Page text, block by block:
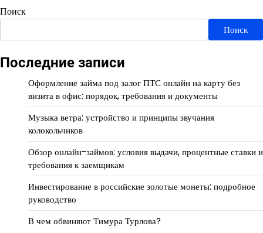
Поиск
Поиск
Последние записи
Оформление займа под залог ПТС онлайн на карту без
визита в офис: порядок, требования и документы
Музыка ветра: устройство и принципы звучания
колокольчиков
Обзор онлайн-займов: условия выдачи, процентные ставки и
требования к заемщикам
Инвестирование в российские золотые монеты: подробное
руководство
В чем обвиняют Тимура Турлова?